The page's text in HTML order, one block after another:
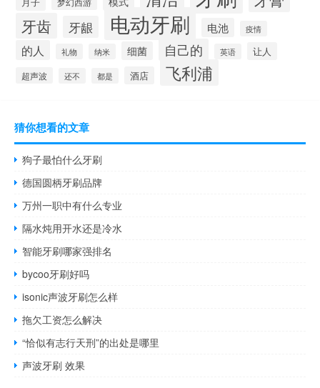
牙齿 牙龈 电动牙刷 电池 疫情
的人 礼物 纳米 细菌 自己的 英语 让人
超声波 还不 都是 酒店 飞利浦
猜你想看的文章
狗子最怕什么牙刷
德国圆柄牙刷品牌
万州一职中有什么专业
隔水炖用开水还是冷水
智能牙刷哪家强排名
bycoo牙刷好吗
isonic声波牙刷怎么样
拖欠工资怎么解决
“恰似有志行天刑”的出处是哪里
声波牙刷 效果